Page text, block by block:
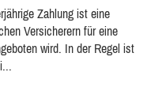
Zahlung ist eine
Versicherern für eine
wird. In der Regel ist